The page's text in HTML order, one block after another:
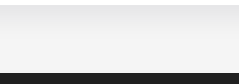
Оставьте заявку или позвоните: укажите